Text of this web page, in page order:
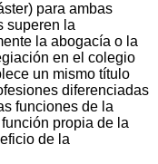
para ambas
superen la
la abogacía o la
en el colegio
un mismo título
diferenciadas
funciones de la
propia de la
de la